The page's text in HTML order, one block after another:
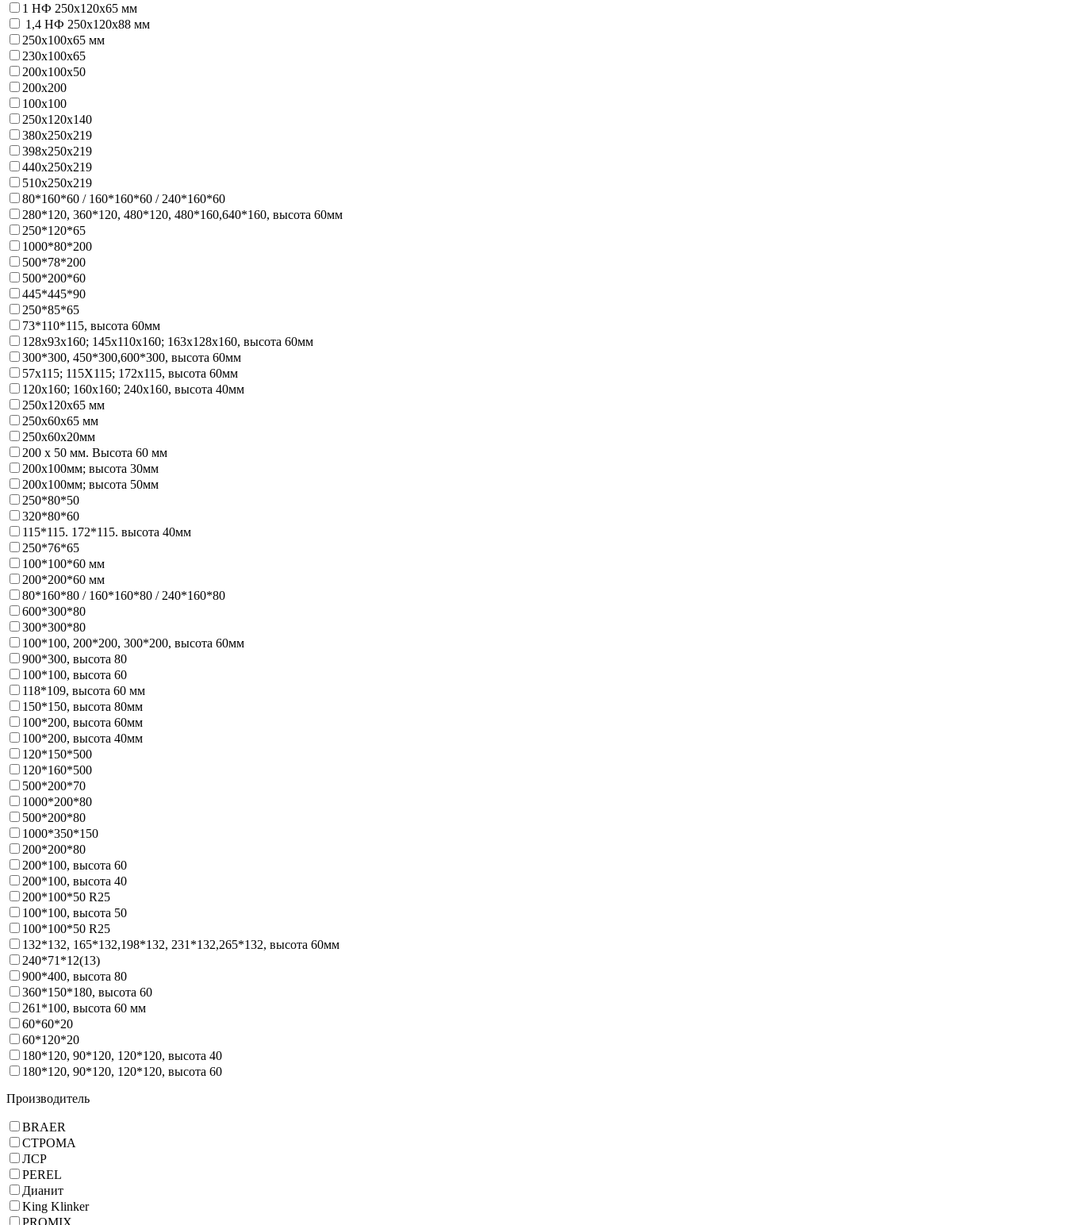
1 НФ 250х120х65 мм
1,4 НФ 250х120х88 мм
250х100х65 мм
230х100х65
200x100x50
200х200
100х100
250х120х140
380х250х219
398х250х219
440х250х219
510х250х219
80*160*60 / 160*160*60 / 240*160*60
280*120, 360*120, 480*120, 480*160,640*160, высота 60мм
250*120*65
1000*80*200
500*78*200
500*200*60
445*445*90
250*85*65
73*110*115, высота 60мм
128х93x160; 145х110x160; 163х128x160, высота 60мм
300*300, 450*300,600*300, высота 60мм
57х115; 115Х115; 172х115, высота 60мм
120х160; 160х160; 240х160, высота 40мм
250х120х65 мм
250х60х65 мм
250х60х20мм
200 х 50 мм. Высота 60 мм
200х100мм; высота 30мм
200х100мм; высота 50мм
250*80*50
320*80*60
115*115. 172*115. высота 40мм
250*76*65
100*100*60 мм
200*200*60 мм
80*160*80 / 160*160*80 / 240*160*80
600*300*80
300*300*80
100*100, 200*200, 300*200, высота 60мм
900*300, высота 80
100*100, высота 60
118*109, высота 60 мм
150*150, высота 80мм
100*200, высота 60мм
100*200, высота 40мм
120*150*500
120*160*500
500*200*70
1000*200*80
500*200*80
1000*350*150
200*200*80
200*100, высота 60
200*100, высота 40
200*100*50 R25
100*100, высота 50
100*100*50 R25
132*132, 165*132,198*132, 231*132,265*132, высота 60мм
240*71*12(13)
900*400, высота 80
360*150*180, высота 60
261*100, высота 60 мм
60*60*20
60*120*20
180*120, 90*120, 120*120, высота 40
180*120, 90*120, 120*120, высота 60
Производитель
BRAER
СТРОМА
ЛСР
PEREL
Дианит
King Klinker
PROMIX